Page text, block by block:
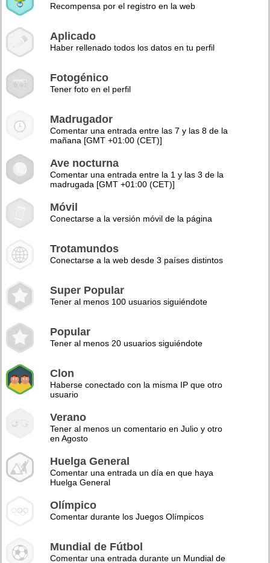
Recompensa por el registro en la web
Aplicado
Haber rellenado todos los datos en tu perfil
Fotogénico
Tener foto en el perfil
Madrugador
Comentar una entrada entre las 7 y las 8 de la
mañana [GMT +01:00 (CET)]
Ave nocturna
Comentar una entrada entre la 1 y las 3 de la
madrugada [GMT +01:00 (CET)]
Móvil
Conectarse a la versión móvil de la página
Trotamundos
Conectarse a la web desde 3 países distintos
Super Popular
Tener al menos 100 usuarios siguiéndote
Popular
Tener al menos 20 usuarios siguiéndote
Clon
Haberse conectado con la misma IP que otro
usuario
Verano
Tener al menos un comentario en Julio y otro
en Agosto
Huelga General
Comentar una entrada un día en que haya
Huelga General
Olímpico
Comentar durante los Juegos Olímpicos
Mundial de Fútbol
Comentar una entrada durante un Mundial de